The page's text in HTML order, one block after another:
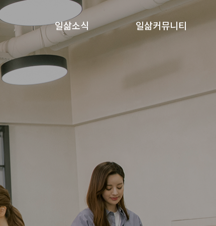
일삶소식 일삶커뮤니티